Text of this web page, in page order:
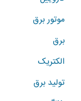
موتور برق
برق
الکتریک
تولید برق